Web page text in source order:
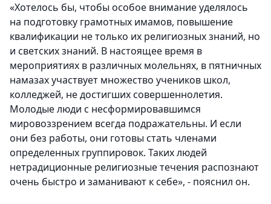
«Хотелось бы, чтобы особое внимание уделялось
на подготовку грамотных имамов, повышение
квалификации не только их религиозных знаний, но
и светских знаний. В настоящее время в
мероприятиях в различных молельнях, в пятничных
намазах участвует множество учеников школ,
колледжей, не достигших совершеннолетия.
Молодые люди с несформировавшимся
мировоззрением всегда подражательны. И если
они без работы, они готовы стать членами
определенных группировок. Таких людей
нетрадиционные религиозные течения распознают
очень быстро и заманивают к себе», - пояснил он.